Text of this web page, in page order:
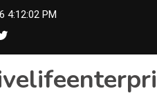
4:12:04 PM